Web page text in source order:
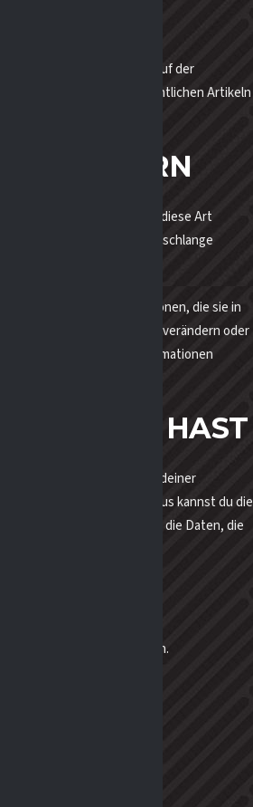
der gleichen Form auch auf der
den in der Presse veröffentlichen Artikeln
SPEICHERN
gespeichert. Auf diese Art
einer Moderations-Warteschlange
die persönlichen Informationen, die sie in
Informationen einsehen, verändern oder
können diese Informationen
DATEN HAST
kannst du einen Export deiner
hast. Darüber hinaus kannst du die
Dies umfasst nicht die Daten, die
aufbewahren müssen.
untersucht werden.
DICH